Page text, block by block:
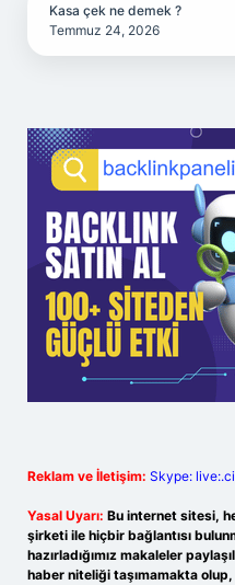
Kasa çek ne demek ?
Temmuz 24, 2026
Reklam ve İletişim: Skype:
Yasal Uyarı: Bu internet sitesi,
şirketi ile hiçbir bağlantısı
hazırladığımız makaleler
haber niteliği taşımamakta